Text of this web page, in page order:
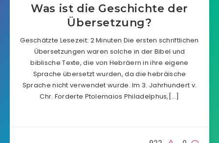
Was ist die Geschichte der
Übersetzung?
Geschätzte Lesezeit: 2 Minuten Die ersten schriftlichen
Übersetzungen waren solche in der Bibel und
biblische Texte, die von Hebräern in ihre eigene
Sprache übersetzt wurden, da die hebräische
Sprache nicht verwendet wurde. Im 3. Jahrhundert v.
Chr. Forderte Ptolemaios Philadelphus,[…]